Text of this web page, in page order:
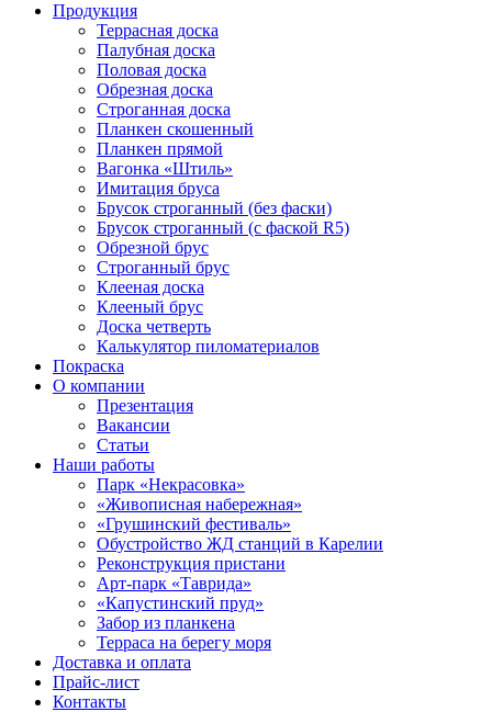
Продукция
Террасная доска
Палубная доска
Половая доска
Обрезная доска
Строганная доска
Планкен скошенный
Планкен прямой
Вагонка «Штиль»
Имитация бруса
Брусок строганный (без фаски)
Брусок строганный (с фаской R5)
Обрезной брус
Строганный брус
Клееная доска
Клееный брус
Доска четверть
Калькулятор пиломатериалов
Покраска
О компании
Презентация
Вакансии
Статьи
Наши работы
Парк «Некрасовка»
«Живописная набережная»
«Грушинский фестиваль»
Обустройство ЖД станций в Карелии
Реконструкция пристани
Арт-парк «Таврида»
«Капустинский пруд»
Забор из планкена
Терраса на берегу моря
Доставка и оплата
Прайс-лист
Контакты